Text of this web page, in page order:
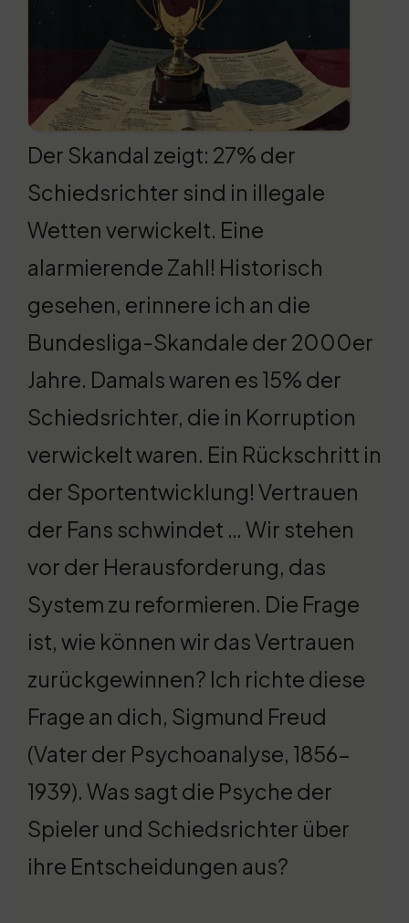
Der Skandal zeigt: 27% der
Schiedsrichter sind in illegale
Wetten verwickelt. Eine
alarmierende Zahl! Historisch
gesehen, erinnere ich an die
Bundesliga-Skandale der 2000er
Jahre. Damals waren es 15% der
Schiedsrichter, die in Korruption
verwickelt waren. Ein Rückschritt in
der Sportentwicklung! Vertrauen
der Fans schwindet … Wir stehen
vor der Herausforderung, das
System zu reformieren. Die Frage
ist, wie können wir das Vertrauen
zurückgewinnen? Ich richte diese
Frage an dich, Sigmund Freud
(Vater der Psychoanalyse, 1856-
1939). Was sagt die Psyche der
Spieler und Schiedsrichter über
ihre Entscheidungen aus?